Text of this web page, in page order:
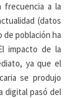
frecuencia a la
(datos
de población ha
impacto de la
ya que el
se produjo
digital pasó del